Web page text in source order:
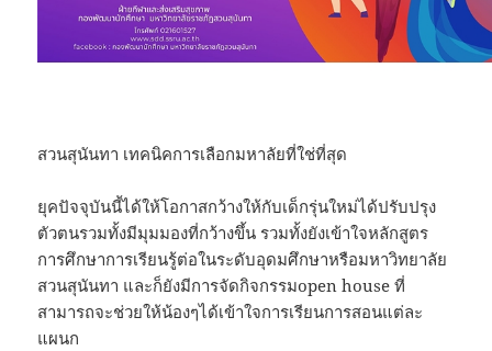
สวนสุนันทา เทคนิคการเลือกมหาลัยที่ใช่ที่สุด
ยุคปัจจุบันนี้ได้ให้โอกาสกว้างให้กับเด็กรุ่นใหม่ได้ปรับปรุง
ตัวตนรวมทั้งมีมุมมองที่กว้างขึ้น รวมทั้งยังเข้าใจหลักสูตร
การศึกษาการเรียนรู้ต่อในระดับอุดมศึกษาหรือมหาวิทยาลัย
สวนสุนันทา และก็ยังมีการจัดกิจกรรมopen house ที่
สามารถจะช่วยให้น้องๆได้เข้าใจการเรียนการสอนแต่ละ
แผนก